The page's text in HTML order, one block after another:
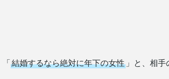
「 結婚するなら絶対に年下の女性 」と、相手